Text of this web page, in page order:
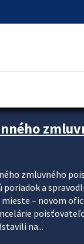
zmluvného
poriadok a
mieste – novom
na...